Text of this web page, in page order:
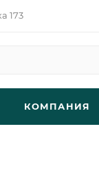
173
КОМПАНИЯ